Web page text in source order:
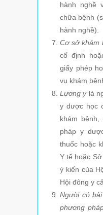
hành nghề
chữa bệnh
hành nghề).
Cơ sở khám
cố định
giấy phép
vụ khám
Lương y là
y dược học
khám
pháp y
thuốc hoặc
Y tế hoặc
ý kiến của
Hội đông y
Người có
phương